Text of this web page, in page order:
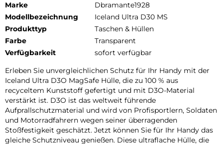
Marke
Dbramante1928
Modellbezeichnung
Iceland Ultra D30 MS
Produkttyp
Taschen & Hüllen
Farbe
Transparent
Verfügbarkeit
sofort verfügbar
Erleben Sie unvergleichlichen Schutz für Ihr Handy mit der
Iceland Ultra D3O MagSafe Hülle, die zu 100 % aus
recyceltem Kunststoff gefertigt und mit D3O-Material
verstärkt ist. D3O ist das weltweit führende
Aufprallschutzmaterial und wird von Profisportlern, Soldaten
und Motorradfahrern wegen seiner überragenden
Stoßfestigkeit geschätzt. Jetzt können Sie für Ihr Handy das
gleiche Schutzniveau genießen. Diese ultraflache Hülle, die